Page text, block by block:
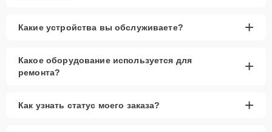
Какие устройства вы обслуживаете? +
Какое оборудование используется для
ремонта?
+
Как узнать статус моего заказа? +